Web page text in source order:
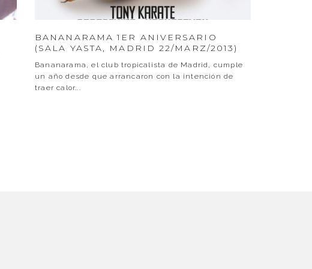
BANANARAMA 1ER ANIVERSARIO
(SALA YASTA, MADRID 22/MARZ/2013)
Bananarama, el club tropicalista de Madrid, cumple
un año desde que arrancaron con la intención de
traer calor...